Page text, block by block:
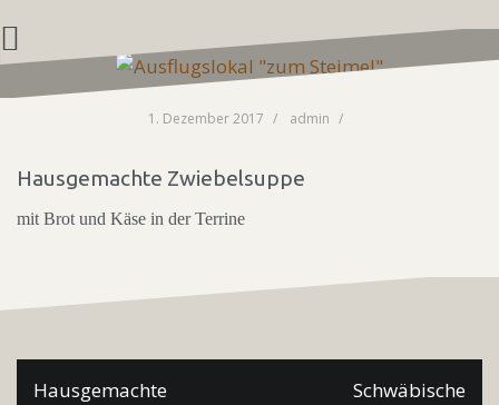
springen
1. Dezember 2017 admin
Hausgemachte Zwiebelsuppe
mit Brot und Käse in der Terrine
Beitragsnavigation
Hausgemachte
Schwäbische